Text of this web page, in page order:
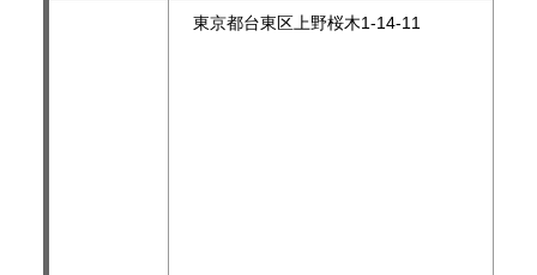
東京都台東区上野桜木1-14-11